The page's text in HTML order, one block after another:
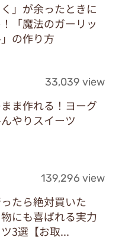
く」が余ったときに
「魔法のガーリッ
の作り方
33,039 view
ま作れる！ヨーグ
やりスイーツ
139,296 view
たら絶対買いた
にも喜ばれる実力
3選【お取...